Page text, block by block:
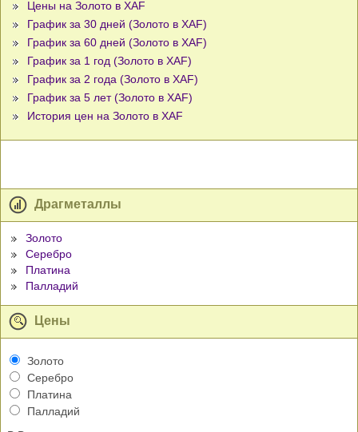
Цены на Золото в XAF
График за 30 дней (Золото в XAF)
График за 60 дней (Золото в XAF)
График за 1 год (Золото в XAF)
График за 2 года (Золото в XAF)
График за 5 лет (Золото в XAF)
История цен на Золото в XAF
Драгметаллы
Золото
Серебро
Платина
Палладий
Цены
Золото
Серебро
Платина
Палладий